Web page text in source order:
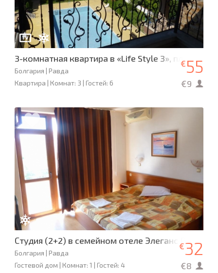
3-комнатная квартира в «Life Style 3», пляж в
Болгария | Равда
Квартира | Комнат: 3 | Гостей: 6
€55
€9
Студия (2+2) в семейном отеле Элеганс Равда
Болгария | Равда
Гостевой дом | Комнат: 1 | Гостей: 4
€32
€8